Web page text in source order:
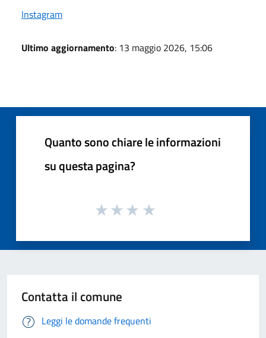
Instagram
Ultimo aggiornamento: 13 maggio 2026, 15:06
Quanto sono chiare le informazioni
su questa pagina?
Contatta il comune
Leggi le domande frequenti